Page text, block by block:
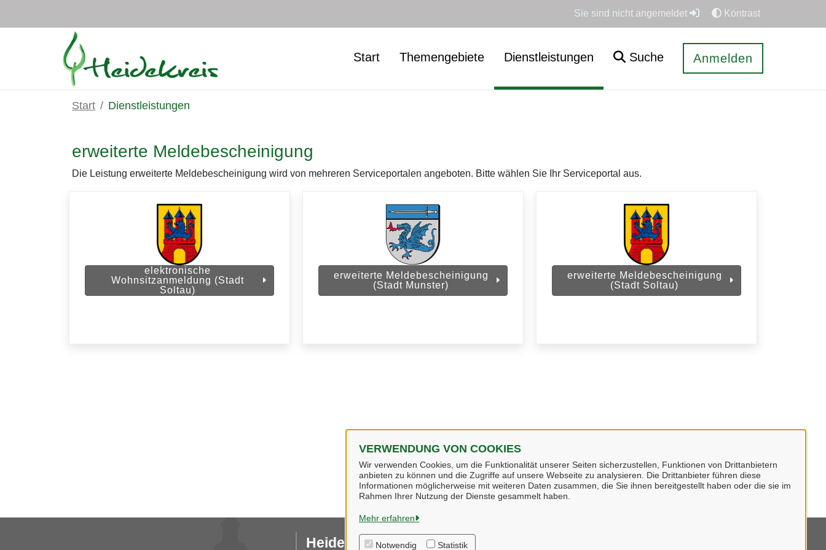
VERWENDUNG VON COOKIES
Wir verwenden Cookies, um die Funktionalität unserer Seiten sicherzustellen, Funktionen von Drittanbietern
anbieten zu können und die Zugriffe auf unsere Webseite zu analysieren. Die Drittanbieter führen diese
Informationen möglicherweise mit weiteren Daten zusammen, die Sie ihnen bereitgestellt haben oder die sie im
Rahmen Ihrer Nutzung der Dienste gesammelt haben.
Mehr erfahren
Notwendig Statistik
Sie sind nicht angemeldet Kontrast
Start Themengebiete Dienstleistungen Suche Anmelden
Start Dienstleistungen
erweiterte Meldebescheinigung
Die Leistung erweiterte Meldebescheinigung wird von mehreren Serviceportalen angeboten. Bitte wählen Sie Ihr Serviceportal aus.
elektronische
Wohnsitzanmeldung (Stadt
Soltau)
erweiterte Meldebescheinigung
(Stadt Munster)
erweiterte Meldebescheinigung
(Stadt Soltau)
Heidekreis